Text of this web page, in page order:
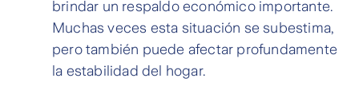
brindar un respaldo económico importante.
Muchas veces esta situación se subestima,
pero también puede afectar profundamente
la estabilidad del hogar.